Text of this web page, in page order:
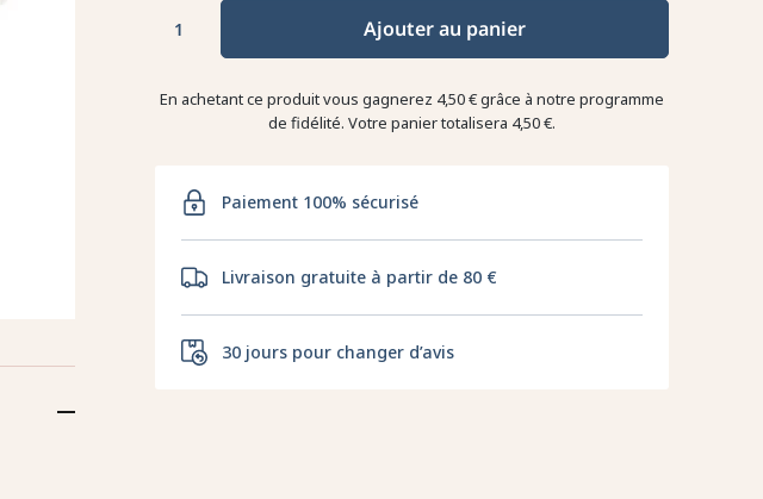
Ajouter au panier
En achetant ce produit vous gagnerez 4,50 €grâce à notre programme
de fidélité. Votre panier totalisera 4,50 €.
Paiement 100% sécurisé
Livraison gratuite à partir de 80 €
30 jours pour changer d’avis